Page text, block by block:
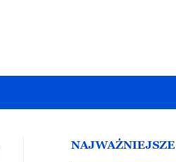
NAJWAŻNIEJSZE